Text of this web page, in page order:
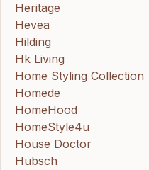
Heritage
Hevea
Hilding
Hk Living
Home Styling Collection
Homede
HomeHood
HomeStyle4u
House Doctor
Hubsch